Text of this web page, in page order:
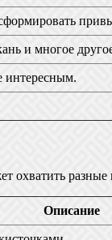
и многое
интересным.
разные
Описание